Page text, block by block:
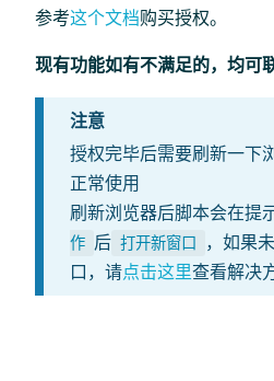
参考这个文档购买授权。
现有功能如有不满足的，均可
注意
授权完毕后需要刷新一下
正常使用
刷新浏览器后脚本会在提
作 后 打开新窗口
，如果
口，请点击这里查看解决